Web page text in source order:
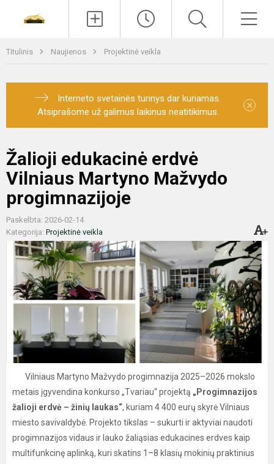
Titulinis Naujienos Projektinė veikla
Interneto svetainės turinys dar kuriamas.
Atsiprašome už galimus laikinus neatitikimus.
×
Žalioji edukacinė erdvė
Vilniaus Martyno Mažvydo
progimnazijoje
Paskelbta: 2026-02-14
Kategorija: Projektinė veikla
Vilniaus Martyno Mažvydo progimnazija 2025–2026 mokslo
metais įgyvendina konkurso „Tvariau“ projektą „Progimnazijos
žalioji erdvė – žinių laukas“, kuriam 4 400 eurų skyrė Vilniaus
miesto savivaldybė. Projekto tikslas – sukurti ir aktyviai naudoti
progimnazijos vidaus ir lauko žaliąsias edukacines erdves kaip
multifunkcinę aplinką, kuri skatins 1–8 klasių mokinių praktinius